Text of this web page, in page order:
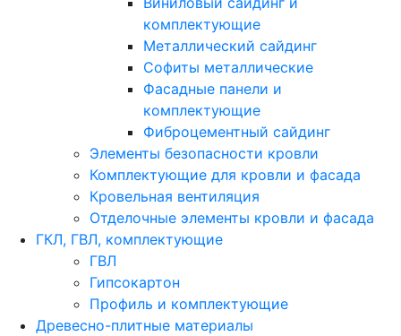
комплектующие
Металлический сайдинг
Софиты металлические
Фасадные панели и
комплектующие
Фиброцементный сайдинг
Элементы безопасности кровли
Комплектующие для кровли и фасада
Кровельная вентиляция
Отделочные элементы кровли и фасада
ГКЛ, ГВЛ, комплектующие
ГВЛ
Гипсокартон
Профиль и комплектующие
Древесно-плитные материалы